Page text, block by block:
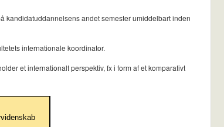
kandidatuddannelsens andet semester umiddelbart inden
internationale koordinator.
et internationalt perspektiv, fx i form af et komparativt